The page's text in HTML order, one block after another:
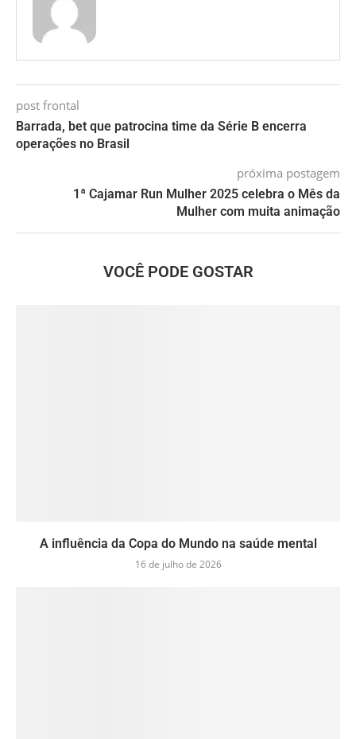
post frontal
Barrada, bet que patrocina time da Série B encerra
operações no Brasil
próxima postagem
1ª Cajamar Run Mulher 2025 celebra o Mês da
Mulher com muita animação
VOCÊ PODE GOSTAR
A influência da Copa do Mundo na saúde mental
16 de julho de 2026